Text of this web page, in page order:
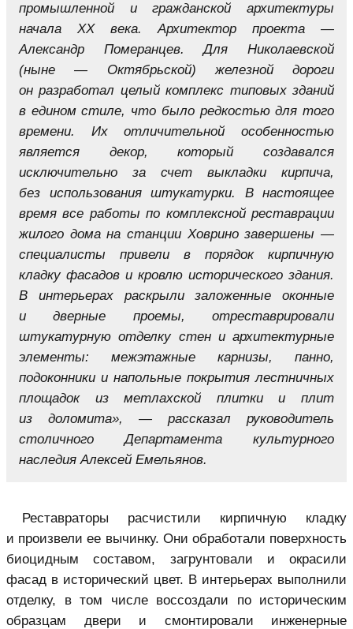
промышленной и гражданской архитектуры
начала XX века. Архитектор проекта —
Александр Померанцев. Для Николаевской
(ныне — Октябрьской) железной дороги
он разработал целый комплекс типовых зданий
в едином стиле, что было редкостью для того
времени. Их отличительной особенностью
является декор, который создавался
исключительно за счет выкладки кирпича,
без использования штукатурки. В настоящее
время все работы по комплексной реставрации
жилого дома на станции Ховрино завершены —
специалисты привели в порядок кирпичную
кладку фасадов и кровлю исторического здания.
В интерьерах раскрыли заложенные оконные
и дверные проемы, отреставрировали
штукатурную отделку стен и архитектурные
элементы: межэтажные карнизы, панно,
подоконники и напольные покрытия лестничных
площадок из метлахской плитки и плит
из доломита», — рассказал руководитель
столичного Департамента культурного
наследия Алексей Емельянов.
Реставраторы расчистили кирпичную кладку
и произвели ее вычинку. Они обработали поверхность
биоцидным составом, загрунтовали и окрасили
фасад в исторический цвет. В интерьерах выполнили
отделку, в том числе воссоздали по историческим
образцам двери и смонтировали инженерные